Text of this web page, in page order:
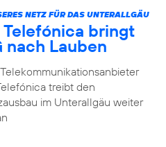
NETZ FÜR DAS UNTERALLGÄU
Telefónica bringt
nach Lauben
treibt den
im Unterallgäu weiter